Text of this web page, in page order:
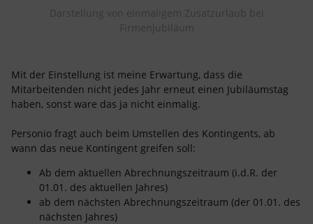
Darstellung von einmaligem Zusatzurlaub bei
Firmenjubiläum
Mit der Einstellung ist meine Erwartung, dass die
Mitarbeitenden nicht jedes Jahr erneut einen Jubiläumstag
haben, sonst ware das ja nicht einmalig.
Personio fragt auch beim Umstellen des Kontingents, ab
wann das neue Kontingent greifen soll:
Ab dem aktuellen Abrechnungszeitraum (i.d.R. der
01.01. des aktuellen Jahres)
ab dem nächsten Abrechnungszeitraum (der 01.01. des
nächsten Jahres)